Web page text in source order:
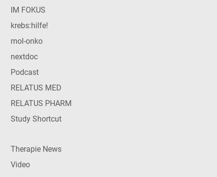
IM FOKUS
krebs:hilfe!
mol-onko
nextdoc
Podcast
RELATUS MED
RELATUS PHARM
Study Shortcut
Therapie News
Video